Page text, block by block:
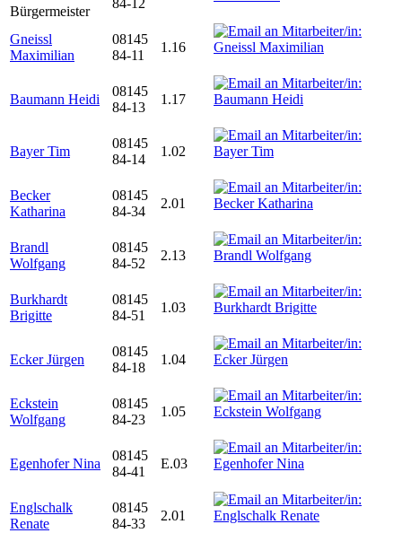
Bürgermeister
84-12
Gneissl
Maximilian
08145
84-11
1.16
Baumann Heidi
08145
84-13
1.17
Bayer Tim
08145
84-14
1.02
Becker
Katharina
08145
84-34
2.01
Brandl
Wolfgang
08145
84-52
2.13
Burkhardt
Brigitte
08145
84-51
1.03
Ecker Jürgen
08145
84-18
1.04
Eckstein
Wolfgang
08145
84-23
1.05
Egenhofer Nina
08145
84-41
E.03
Englschalk
Renate
08145
84-33
2.01